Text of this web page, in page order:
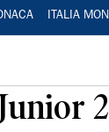
ITALIA